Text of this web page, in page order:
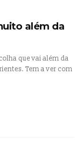
além da
que vai além da
Tem a ver com